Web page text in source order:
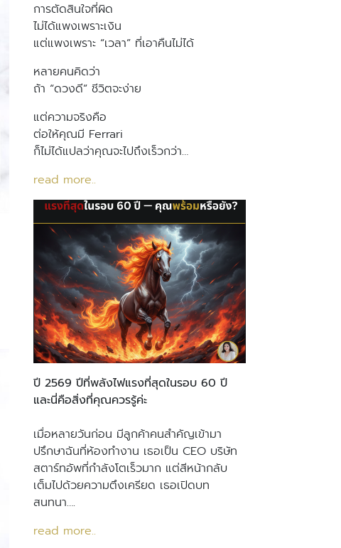
การตัดสินใจที่ผิด
ไม่ได้แพงเพราะเงิน
แต่แพงเพราะ “เวลา” ที่เอาคืนไม่ได้
หลายคนคิดว่า
ถ้า “ดวงดี” ชีวิตจะง่าย
แต่ความจริงคือ
ต่อให้คุณมี Ferrari
ก็ไม่ได้แปลว่าคุณจะไปถึงเร็วกว่า…
read more..
ปี 2569 ปีที่พลังไฟแรงที่สุดในรอบ 60 ปี
และนี่คือสิ่งที่คุณควรรู้ค่ะ
เมื่อหลายวันก่อน มีลูกค้าคนสำคัญเข้ามา
ปรึกษาฉันที่ห้องทำงาน เธอเป็น CEO บริษัท
สตาร์ทอัพที่กำลังโตเร็วมาก แต่สีหน้ากลับ
เต็มไปด้วยความตึงเครียด เธอเปิดบท
สนทนา….
read more..